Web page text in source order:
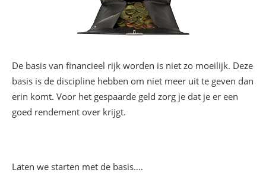
De basis van financieel rijk worden is niet zo moeilijk. Deze
basis is de discipline hebben om niet meer uit te geven dan
erin komt. Voor het gespaarde geld zorg je dat je er een
goed rendement over krijgt.
Laten we starten met de basis….